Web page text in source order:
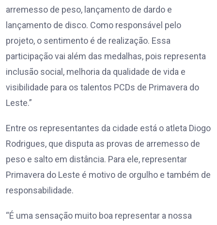
arremesso de peso, lançamento de dardo e
lançamento de disco. Como responsável pelo
projeto, o sentimento é de realização. Essa
participação vai além das medalhas, pois representa
inclusão social, melhoria da qualidade de vida e
visibilidade para os talentos PCDs de Primavera do
Leste.”
Entre os representantes da cidade está o atleta Diogo
Rodrigues, que disputa as provas de arremesso de
peso e salto em distância. Para ele, representar
Primavera do Leste é motivo de orgulho e também de
responsabilidade.
“É uma sensação muito boa representar a nossa